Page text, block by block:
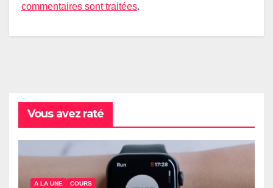
commentaires sont traitées.
Vous avez raté
A LA UNE COURS